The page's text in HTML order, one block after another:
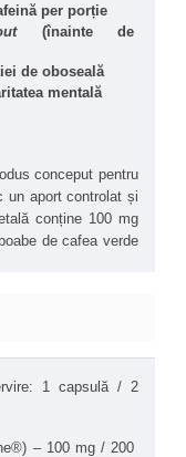
per porție
(înainte de
de oboseală
mentală
conceput pentru
un aport controlat și
conține 100 mg
cafeina sugerează
crescută. Efectele
și adaptate
1 capsulă / 2
– 100 mg / 200